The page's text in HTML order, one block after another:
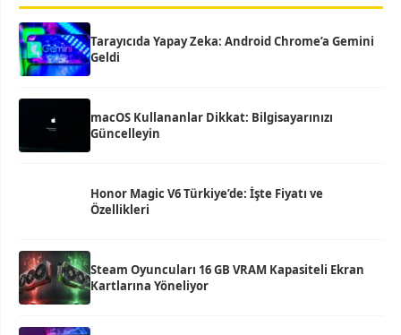
Tarayıcıda Yapay Zeka: Android Chrome’a Gemini
Geldi
macOS Kullananlar Dikkat: Bilgisayarınızı
Güncelleyin
Honor Magic V6 Türkiye’de: İşte Fiyatı ve
Özellikleri
Steam Oyuncuları 16 GB VRAM Kapasiteli Ekran
Kartlarına Yöneliyor